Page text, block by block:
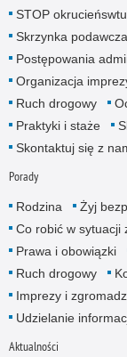
STOP
Skrzynka podawcza
Postępowania
Organizacja
Ruch drogowy
Praktyki i staże
Skontaktuj się z
Porady
Rodzina Żyj
Co robić w sytuacji
Prawa i obowiązki
Ruch drogowy
Imprezy i
Udzielanie
Aktualności